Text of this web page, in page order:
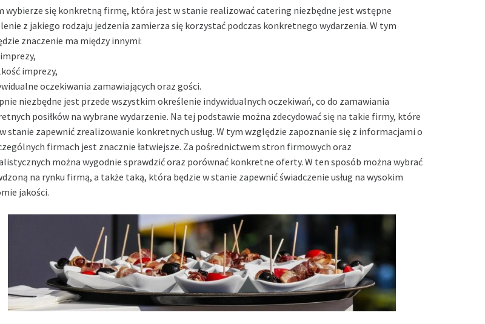
wybierze się konkretną firmę, która jest w stanie realizować catering niezbędne jest wstępne
z jakiego rodzaju jedzenia zamierza się korzystać podczas konkretnego wydarzenia. W tym
znaczenie ma między innymi:
imprezy,
oczekiwania zamawiających oraz gości.
niezbędne jest przede wszystkim określenie indywidualnych oczekiwań, co do zamawiania
posiłków na wybrane wydarzenie. Na tej podstawie można zdecydować się na takie firmy, które
stanie zapewnić zrealizowanie konkretnych usług. W tym względzie zapoznanie się z informacjami o
firmach jest znacznie łatwiejsze. Za pośrednictwem stron firmowych oraz
można wygodnie sprawdzić oraz porównać konkretne oferty. W ten sposób można wybrać
na rynku firmą, a także taką, która będzie w stanie zapewnić świadczenie usług na wysokim
jakości.